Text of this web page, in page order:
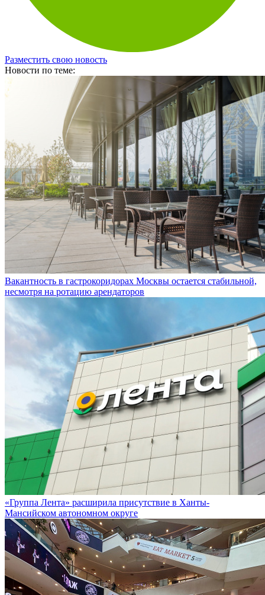
Разместить свою новость
Новости по теме:
Вакантность в гастрокоридорах Москвы остается стабильной,
несмотря на ротацию арендаторов
«Группа Лента» расширила присутствие в Ханты-
Мансийском автономном округе